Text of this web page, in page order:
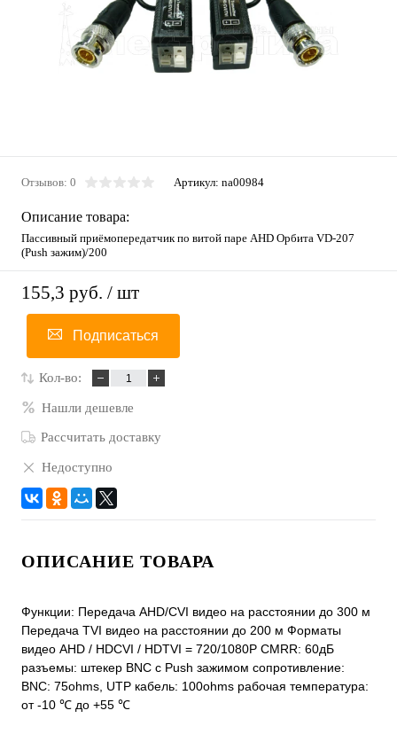
Отзывов: 0 Артикул: na00984
Описание товара:
Пассивный приёмопередатчик по витой паре AHD Орбита VD-207
(Push зажим)/200
155,3 руб. / шт
Подписаться
Кол-во:
Нашли дешевле
Рассчитать доставку
Недоступно
ОПИСАНИЕ ТОВАРА
Функции: Передача AHD/CVI видео на расстоянии до 300 м
Передача TVI видео на расстоянии до 200 м Форматы
видео AHD / HDCVI / HDTVI = 720/1080P CMRR: 60дБ
разъемы: штекер BNC c Push зажимом сопротивление:
BNC: 75ohms, UTP кабель: 100ohms рабочая температура:
от -10 ℃ до +55 ℃